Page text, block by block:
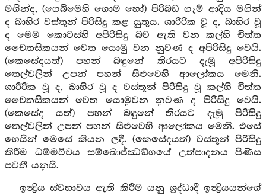
මගින්ද, (ගෙබිමෙහි ගොම හෝ) පිරිබඩ ගෑම් ආදිය මගින්
ද බාහිර වස්තූන් පිරිසිදු කළ යුතුය. ශාරීරික වූ ද, බාහිර වූ
ද මෙම කොටස්හි අපිරිසිදු බව ඇති වන කල්හි චිත්ත
චෛතසිකයන් වෙත යොමු වන නුවණ ද අපිරිසිදු වෙයි.
(කෙසේදයත්) පහන් බඳුනේ තිරයට දැමූ අපිරිසිදු
තෙල්වලින් උපන් පහන් සිළුවෙහි ආලෝකය මෙනි.
ශාරීරික වූ ද, බාහිර වූ ද වස්තූන් පිරිසිදු වූ කල්හි චිත්ත
චෛතසිකයන් වෙත යොමුවන නුවණ ද පිරිසිදු වෙයි.
(කෙසේද යත්) පහන් බඳුනේ තිරයට දැමු පිරිසිදු
තෙල්වලින් උපන් පහන් සිළුවෙහි ආලෝකය මෙනි. එසේ
හෙයින් මෙසේ කියන ලදී. (කෙසේදයත්) වස්තූන් පිරිසිදු
කිරීම ධම්මවිචය සම්බොජ්ඣඞ්ගයේ උත්පාදනය පිණිස
පවතී යනුයි.
ඉන්‍ද්‍රිය ස්වභාවය ඇති කිරීම යනු ශ්‍රද්ධාදී ඉන්‍ද්‍රියයන්ගේ